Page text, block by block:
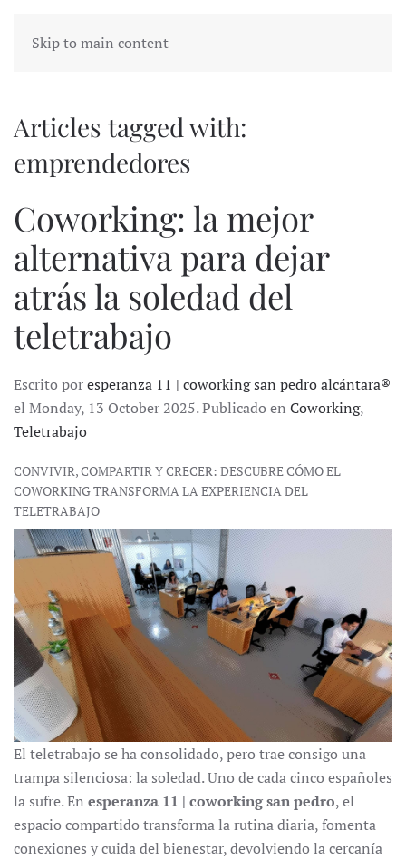
Skip to main content
Articles tagged with:
emprendedores
Coworking: la mejor
alternativa para dejar
atrás la soledad del
teletrabajo
Escrito poresperanza 11 | coworking san pedro alcántara®
el Monday, 13 October 2025. Publicado en Coworking,
Teletrabajo
CONVIVIR, COMPARTIR Y CRECER: DESCUBRE CÓMO EL
COWORKING TRANSFORMA LA EXPERIENCIA DEL
TELETRABAJO
El teletrabajo se ha consolidado, pero trae consigo una
trampa silenciosa: la soledad. Uno de cada cinco españoles
la sufre. En esperanza 11 | coworking san pedro, el
espacio compartido transforma la rutina diaria, fomenta
conexiones y cuida del bienestar, devolviendo la cercanía